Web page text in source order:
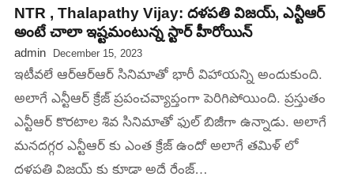
NTR , Thalapathy Vijay: దళపతి విజయ్, ఎన్టీఆర్
అంటే చాలా ఇష్టమంటున్న స్టార్ హీరోయిన్
admin December 15, 2023
ఇటీవలే ఆర్ఆర్ఆర్ సినిమాతో భారీ విహాయన్ని అందుకుంది.
అలాగే ఎన్టీఆర్ క్రేజ్ ప్రపంచవ్యాప్తంగా పెరిగిపోయింది. ప్రస్తుతం
ఎన్టీఆర్ కొరటాల శివ సినిమాతో ఫుల్ బిజీగా ఉన్నాడు. అలాగే
మనదగ్గర ఎన్టీఆర్ కు ఎంత క్రేజ్ ఉందో అలాగే తమిళ్ లో
దళపతి విజయ్ కు కూడా అదే రేంజ్…